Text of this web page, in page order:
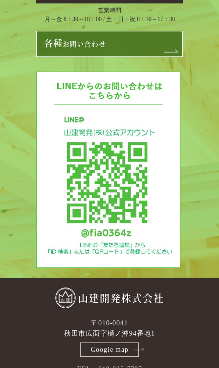
営業時間
月～金 8：30～18：00 / 土・日・祝 8：30～17：30
各種お問い合わせ
山建開発株式会社
〒010-0041
秋田市広面字樋ノ沖94番地1
Google map